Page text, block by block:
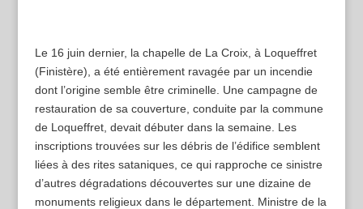
Le 16 juin dernier, la chapelle de La Croix, à Loqueffret
(Finistère), a été entièrement ravagée par un incendie
dont l’origine semble être criminelle. Une campagne de
restauration de sa couverture, conduite par la commune
de Loqueffret, devait débuter dans la semaine. Les
inscriptions trouvées sur les débris de l’édifice semblent
liées à des rites sataniques, ce qui rapproche ce sinistre
d’autres dégradations découvertes sur une dizaine de
monuments religieux dans le département. Ministre de la